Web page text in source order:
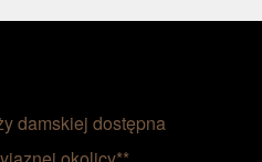
damskiej dostępna